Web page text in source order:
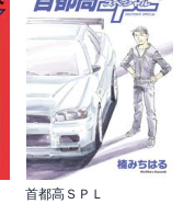
首都高ＳＰＬ